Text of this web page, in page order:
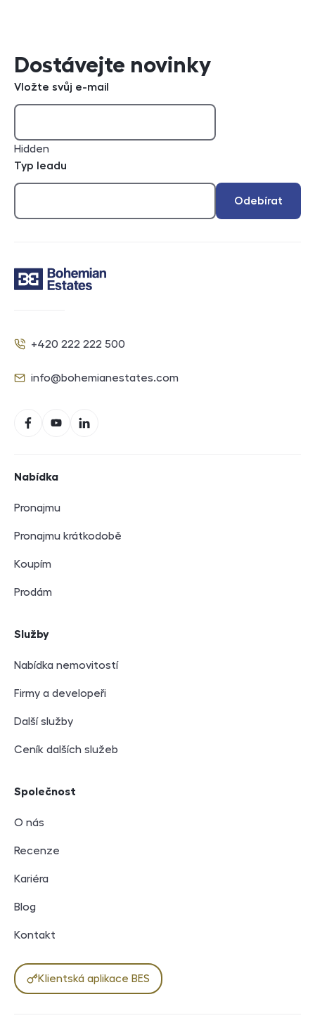
Dostávejte novinky
Vložte svůj e-mail
Hidden
Typ leadu
Odebírat
Telefon
+420 222 222 500
E-mail
info@bohemianestates.com
FacebookYouTubeLinkedIn
Nabídka
Pronajmu
Pronajmu krátkodobě
Koupím
Prodám
Služby
Nabídka nemovitostí
Firmy a developeři
Další služby
Ceník dalších služeb
Společnost
O nás
Recenze
Kariéra
Blog
Kontakt
Klientská aplikace BES